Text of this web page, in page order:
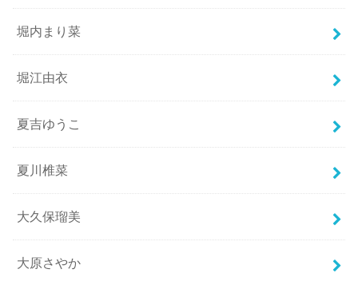
堀内まり菜
堀江由衣
夏吉ゆうこ
夏川椎菜
大久保瑠美
大原さやか